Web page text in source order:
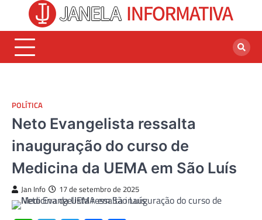
content
POLÍTICA
Neto Evangelista ressalta
inauguração do curso de
Medicina da UEMA em São Luís
Jan Info 17 de setembro de 2025